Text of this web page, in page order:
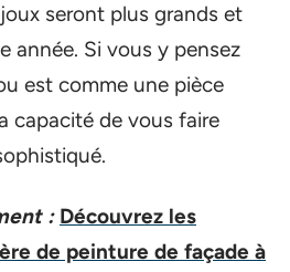
seront plus grands et
année. Si vous y pensez
est comme une pièce
capacité de vous faire
: Découvrez les
de peinture de façade à